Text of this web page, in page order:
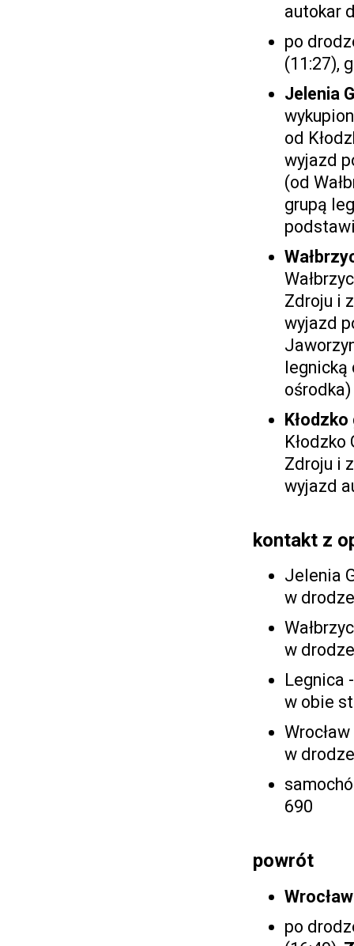
autokar
po
(11:27),
Jelenia
od
wyjazd
(od
grupą
Zdroju i
wyjazd
legnicką
ośrodka)
Zdroju i
wyjazd
kontakt z
Jelenia
w
w
Legnica
w obie
w
690
powrót
po